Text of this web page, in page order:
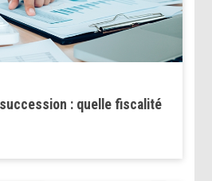
: quelle fiscalité